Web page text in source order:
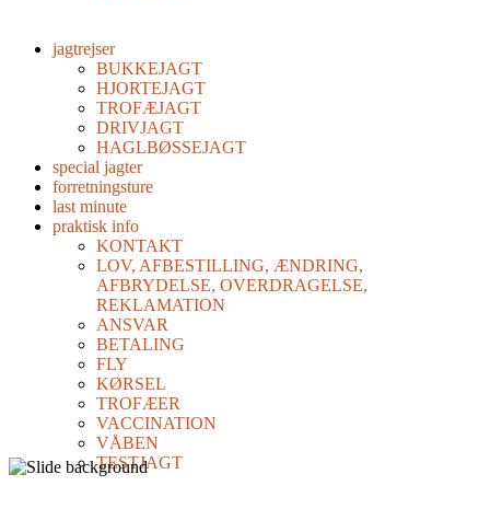
jagtrejser
BUKKEJAGT
HJORTEJAGT
TROFÆJAGT
DRIVJAGT
HAGLBØSSEJAGT
special jagter
forretningsture
last minute
praktisk info
KONTAKT
LOV, AFBESTILLING, ÆNDRING,
AFBRYDELSE, OVERDRAGELSE,
REKLAMATION
ANSVAR
BETALING
FLY
KØRSEL
TROFÆER
VACCINATION
VÅBEN
TESTJAGT